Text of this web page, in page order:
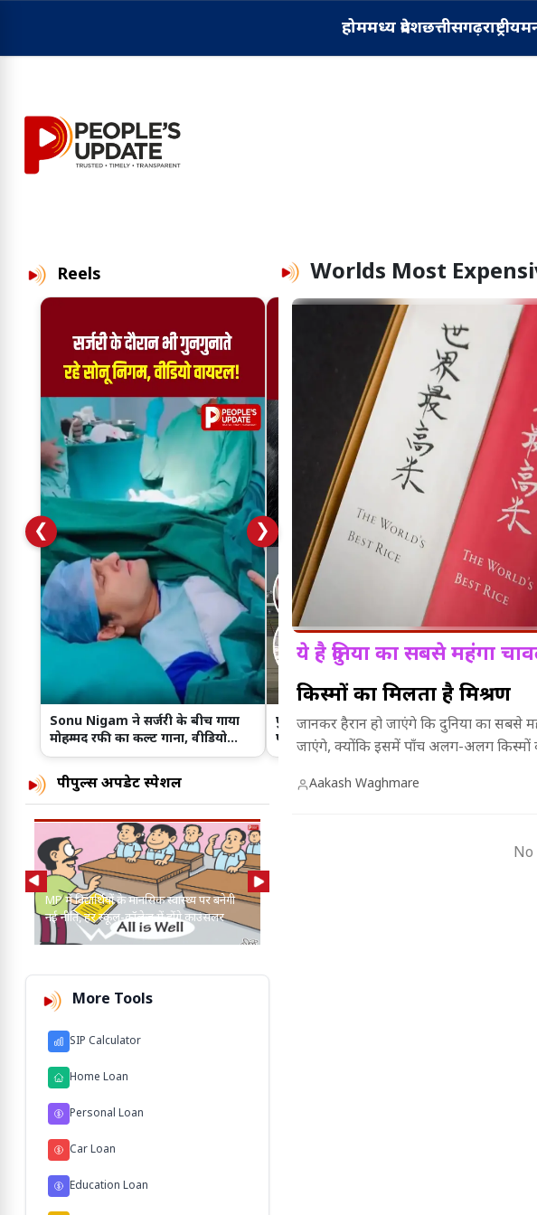
होममध्य प्रदेशछत्तीसगढ़राष्ट्रीय
Reels
Sonu Nigam ने सर्जरी के बीच गाया
मोहम्मद रफी का कल्ट गाना, वीडियो
वायरल
फुकेट-दिल्ली फ्लाइट में टर्बुलेंस के बाद
पायलट का डोप टेस्ट पॉजिटिव, DGCA ने
जांच शुरू की।
ऊंचे
❮ ❯
पीपुल्स अपडेट स्पेशल
MP में विद्यार्थियों के मानसिक स्वास्थ्य पर बनेगी
नई नीति, हर स्कूल-कॉलेज में होंगे काउंसलर
More Tools
SIP Calculator
Home Loan
Personal Loan
Car Loan
Education Loan
Worlds Most
ये है दुनिया का सबसे महंगा
किस्मों का मिलता है मिश्रण
जानकर हैरान हो जाएंगे कि दुनिया का
जाएंगे, क्योंकि इसमें पाँच अलग-अलग किस्मों
Aakash Waghmare
No